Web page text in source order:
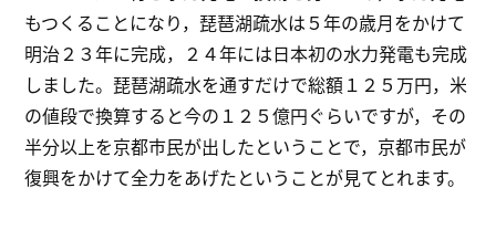
もつくることになり，琵琶湖疏水は５年の歳月をかけて
明治２３年に完成，２４年には日本初の水力発電も完成
しました。琵琶湖疏水を通すだけで総額１２５万円，米
の値段で換算すると今の１２５億円ぐらいですが，その
半分以上を京都市民が出したということで，京都市民が
復興をかけて全力をあげたということが見てとれます。